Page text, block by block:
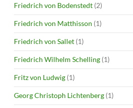
Friedrich von Bodenstedt (2)
Friedrich von Matthisson (1)
Friedrich von Sallet (1)
Friedrich Wilhelm Schelling (1)
Fritz von Ludwig (1)
Georg Christoph Lichtenberg (1)